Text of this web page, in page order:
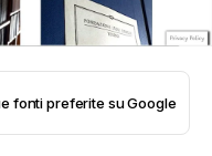
fonti preferite su Google